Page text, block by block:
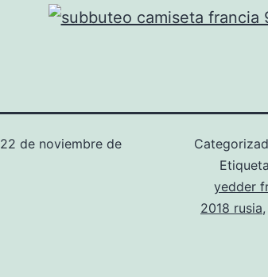
22 de noviembre de
yedder
2018 rusia,